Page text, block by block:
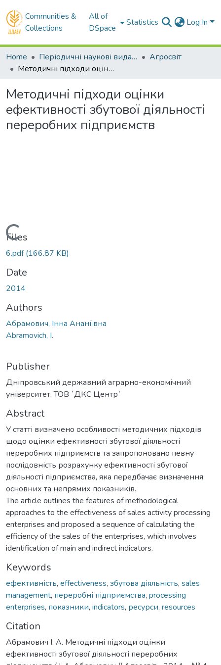
Communities &
Collections
All of
DSpace
Statistics Log In
Home Періодичні наукові видання ДДАЕУ
Агросвіт
Методичні підходи оцінки ефективності збутової діяльності переробних підприємств
Методичні підходи оцінки
ефективності збутової діяльності
переробних підприємств
Loading...
Files
6.pdf(166.87 KB)
Date
2014
Authors
Абрамович, Інна Ананіївна
Abramovich, I.
Publisher
Дніпровський державний аграрно-економічний
університет, ТОВ `ДКС Центр`
Abstract
У статті визначено особливості методичних підходів
щодо оцінки ефективності збутової діяльності
переробних підприємств та запропоновано певну
послідовність розрахунку ефективності збутової
діяльності підприємства, яка передбачає визначення
основних та непрямих показників.
The article outlines the features of methodological
approaches to the effectiveness of sales activity processing
enterprises and proposed a sequence of calculating the
efficiency of the sales of the enterprises, which involves
identification of main and indirect indicators.
Keywords
ефективність, effectiveness, збутова діяльність, sales
management, переробні підприємства, processing
enterprises, показники, indicators, ресурси, resources
Citation
Абрамович І. А. Методичні підходи оцінки
ефективності збутової діяльності переробних